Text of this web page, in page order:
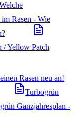
Rasen - Wie
/ Yellow Patch
Rasen neu an!
Turbogrün
Ganzjahresplan -